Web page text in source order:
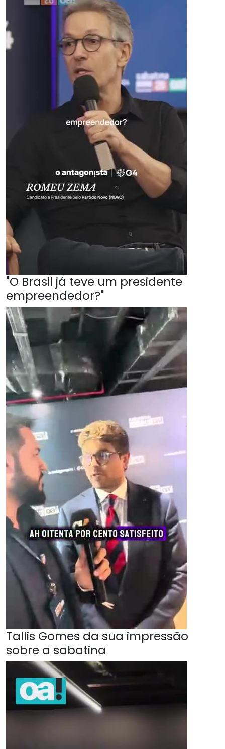
"O Brasil já teve um presidente
empreendedor?"
Tallis Gomes da sua impressão
sobre a sabatina